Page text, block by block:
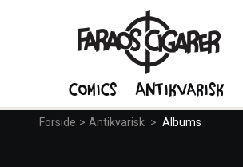
Forside > Antikvarisk > Albums
Comics Antikvarisk